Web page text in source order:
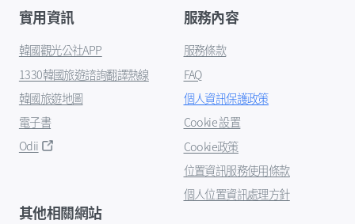
實用資訊
韓國觀光公社APP
1330韓國旅遊諮詢翻譯熱線
韓國旅遊地圖
電子書
Odii
服務內容
服務條款
FAQ
個人資訊保護政策
Cookie 設置
Cookie政策
位置資訊服務使用條款
個人位置資訊處理方針
其他相關網站